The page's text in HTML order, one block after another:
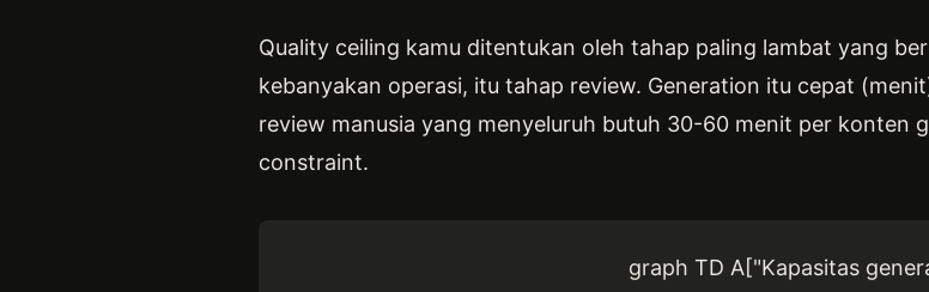
Quality ceiling kamu ditentukan oleh tahap paling lambat yang
kebanyakan operasi, itu tahap review. Generation itu cepat
review manusia yang menyeluruh butuh 30-60 menit per konten
constraint.
graph TD A["Kapasitas